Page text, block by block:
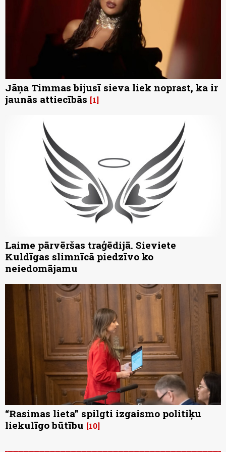
Jāņa Timmas bijusī sieva liek noprast, ka ir
jaunās attiecībās 1
Laime pārvēršas traģēdijā. Sieviete
Kuldīgas slimnīcā piedzīvo ko
neiedomājamu
“Rasimas lieta” spilgti izgaismo politiķu
liekulīgo būtību 10